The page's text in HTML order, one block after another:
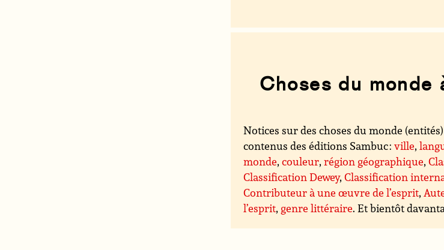
Choses du monde
Notices sur des choses du monde
contenus des éditions Sambuc :ville,
monde,couleur,région géographique,
Classification Dewey,Classification
Contributeur à une œuvre de l’esprit,
l’esprit, genre littéraire. Et bientôt